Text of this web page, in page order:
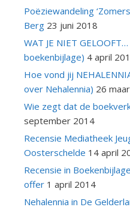
Poëziewandeling
Berg 23 juni 2018
WAT JE NIET
boekenbijlage) 4 april
Hoe vond jij
over Nehalennia) 26
Wie zegt dat de
september 2014
Recensie Mediatheek
Oosterschelde 14 april
Recensie in
offer 1 april 2014
Nehalennia in De